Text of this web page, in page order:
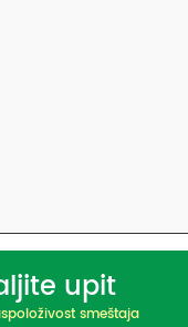
upit
smeštaja